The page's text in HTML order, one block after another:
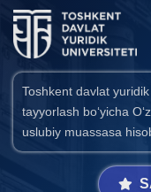
Toshkent davlat
tayyorlash bo‘yicha
uslubiy muassasa